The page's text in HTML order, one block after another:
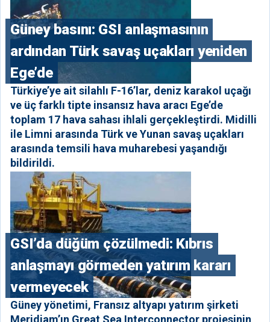
Güney basını: ⁠GSI anlaşmasının
ardından Türk savaş uçakları yeniden
Ege’de
Türkiye’ye ait silahlı F-16’lar, deniz karakol uçağı
ve üç farklı tipte insansız hava aracı Ege’de
toplam 17 hava sahası ihlali gerçekleştirdi. Midilli
ile Limni arasında Türk ve Yunan savaş uçakları
arasında temsili hava muharebesi yaşandığı
bildirildi.
GSI’da düğüm çözülmedi: Kıbrıs
anlaşmayı görmeden yatırım kararı
vermeyecek
Güney yönetimi, Fransız altyapı yatırım şirketi
Meridiam’ın Great Sea Interconnector projesinin